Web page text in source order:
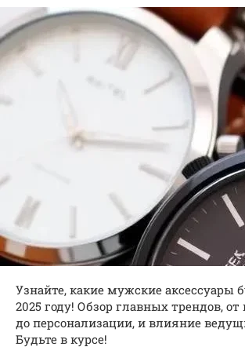
Узнайте, какие мужские аксессуары
2025 году! Обзор главных трендов,
до персонализации, и влияние
Будьте в курсе!